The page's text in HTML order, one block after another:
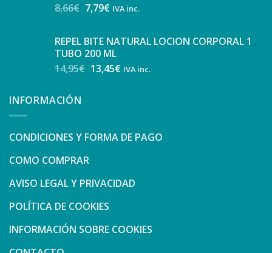
8,66€ 7,79€ IVA inc.
REPEL BITE NATURAL LOCION CORPORAL 1
TUBO 200 ML
14,95€ 13,45€ IVA inc.
INFORMACIÓN
CONDICIONES Y FORMA DE PAGO
COMO COMPRAR
AVISO LEGAL Y PRIVACIDAD
POLÍTICA DE COOKIES
INFORMACIÓN SOBRE COOKIES